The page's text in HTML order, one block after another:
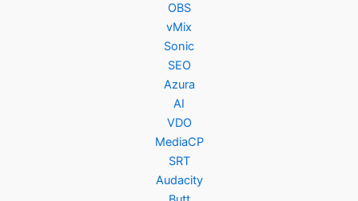
OBS
vMix
Sonic
SEO
Azura
AI
VDO
MediaCP
SRT
Audacity